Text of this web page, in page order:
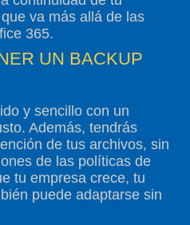
va más allá de las
365.
UN BACKUP
y sencillo con un
Además, tendrás
de tus archivos, sin
de las políticas de
tu empresa crece, tu
puede adaptarse sin